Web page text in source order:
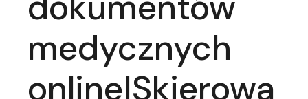
medycznych
online|Skierowa